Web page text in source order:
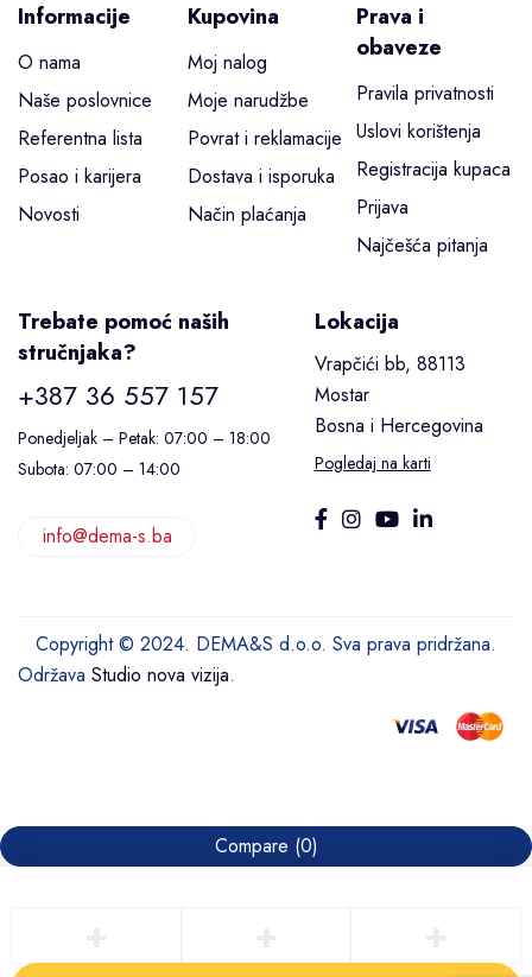
Informacije
O nama
Naše poslovnice
Referentna lista
Posao i karijera
Novosti
Kupovina
Moj nalog
Moje narudžbe
Povrat i reklamacije
Dostava i isporuka
Način plaćanja
Prava i
obaveze
Pravila privatnosti
Uslovi korištenja
Registracija kupaca
Prijava
Najčešća pitanja
Trebate pomoć naših
stručnjaka?
+387 36 557 157
Ponedjeljak – Petak: 07:00 – 18:00
Subota: 07:00 – 14:00
info@dema-s.ba
Lokacija
Vrapčići bb, 88113
Mostar
Bosna i Hercegovina
Pogledaj na karti
Copyright © 2024. DEMA&S d.o.o. Sva prava pridržana.
Održava Studio nova vizija.
Compare (0)